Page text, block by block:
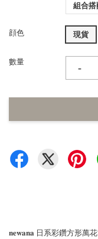
組合搭
顔色 現貨
數量
-
𝐧𝐞𝐰𝐚𝐧𝐚 日系彩鑽方形萬